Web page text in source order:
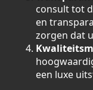
consult tot
en
zorgen dat
een luxe